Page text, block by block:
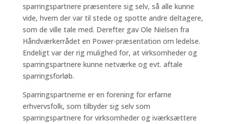
sparringspartnere præsentere sig selv, så alle kunne
vide, hvem der var til stede og spotte andre deltagere,
som de ville tale med. Derefter gav Ole Nielsen fra
Håndværkerrådet en Power-præsentation om ledelse.
Endeligt var der rig mulighed for, at virksomheder og
sparringspartnere kunne netværke og evt. aftale
sparringsforløb.
Sparringspartnerne er en forening for erfarne
erhvervsfolk, som tilbyder sig selv som
sparringspartnere for virksomheder og iværksættere